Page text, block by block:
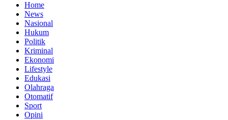
Home
News
Nasional
Hukum
Politik
Kriminal
Ekonomi
Lifestyle
Edukasi
Olahraga
Otomatif
Sport
Opini